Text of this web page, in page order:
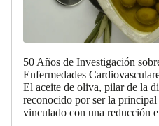
50 Años de Investigación
Enfermedades
El aceite de oliva, pilar de la
reconocido por ser la principal
vinculado con una reducción